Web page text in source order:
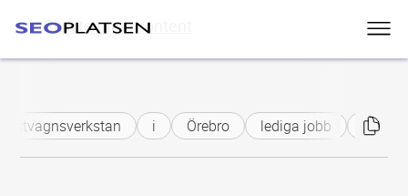
Skip to main content
Örebro lediga jobb